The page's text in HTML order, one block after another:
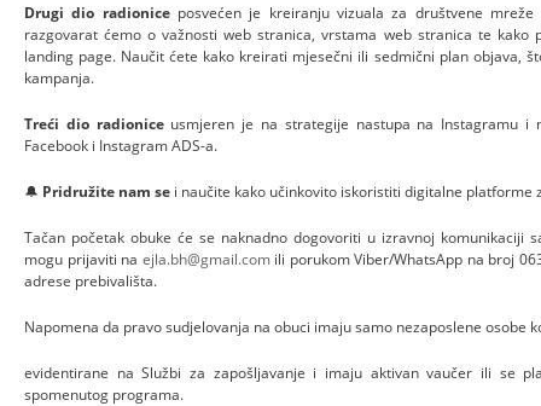
Drugi dio radioniceposvećen je kreiranju vizuala za društvene
razgovarat ćemo o važnosti web stranica, vrstama web stranica te kako
landing page. Naučit ćete kako kreirati mjesečni ili sedmični plan objava,
kampanja.
Treći dio radioniceusmjeren je na strategije nastupa na Instagramu i
Facebook i Instagram ADS-a.
🔔 Pridružite nam se i naučite kako učinkovito iskoristiti digitalne platforme
Tačan početak obuke će se naknadno dogovoriti u izravnoj komunikaciji
mogu prijaviti na ejla.bh@gmail.comili porukom Viber/WhatsApp na broj
adrese prebivališta.
Napomena da pravo sudjelovanja na obuci imaju samo nezaposlene osobe
evidentirane na Službi za zapošljavanje i imaju aktivan vaučer ili se
spomenutog programa.